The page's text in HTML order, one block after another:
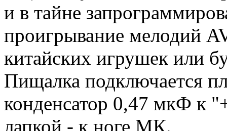
и в тайне
проигрывание мелодий
китайских игрушек или
Пищалка подключается
конденсатор 0,47 мкФ к
лапкой - к ноге МК.